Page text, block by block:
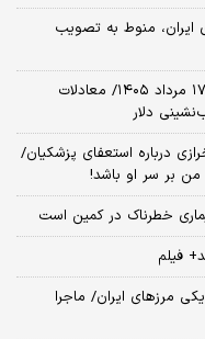
ایران، منوط به تصویب
پیش‌بینی قیمت طلا، دلار و سکه امروز شنبه ۱۷ مرداد ۱۴۰۵/ معادلات
دلار
درباره استعفای پزشکیان/
من بر سر او باشد!
خطرناک در کمین است
فیلم
مرز‌های ایران/ ماجرا